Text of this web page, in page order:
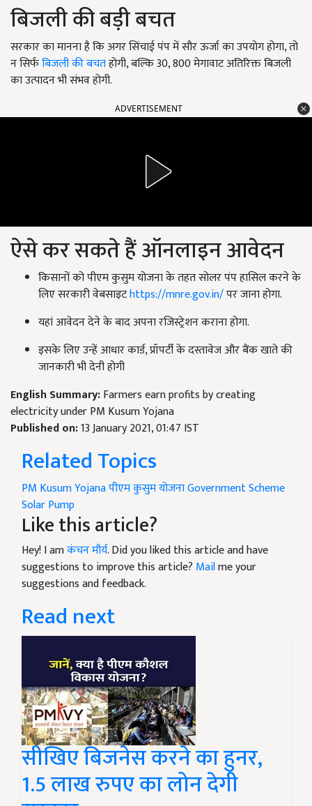
बिजली की बड़ी बचत
सरकार का मानना है कि अगर सिंचाई पंप में सौर ऊर्जा का उपयोग होगा, तो
न सिर्फबिजली की बचतहोगी, बल्कि 30, 800 मेगावाट अतिरिक्त बिजली
का उत्पादन भी संभव होगी.
ADVERTISEMENT
ऐसे कर सकते हैं ऑनलाइन आवेदन
किसानों को पीएम कुसुम योजना के तहत सोलर पंप हासिल करने के
लिए सरकारी वेबसाइटhttps://mnre.gov.in/पर जाना होगा.
यहां आवेदन देने के बाद अपना रजिस्ट्रेशन कराना होगा.
इसके लिए उन्हें आधार कार्ड, प्रॉपर्टी के दस्तावेज और बैंक खाते की
जानकारी भी देनी होगी
English Summary:Farmers earn profits by creating
electricity under PM Kusum Yojana
Published on:13 January 2021, 01:47 IST
Related Topics
PM Kusum Yojanaपीएम कुसुम योजनाGovernment Scheme
Solar Pump
Like this article?
Hey! I amकंचन मौर्य. Did you liked this article and have
suggestions to improve this article? Mailme your
suggestions and feedback.
Read next
सीखिए बिजनेस करने का हुनर,
1.5 लाख रुपए का लोन देगी